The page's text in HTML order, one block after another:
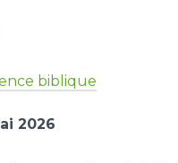
biblique
2026